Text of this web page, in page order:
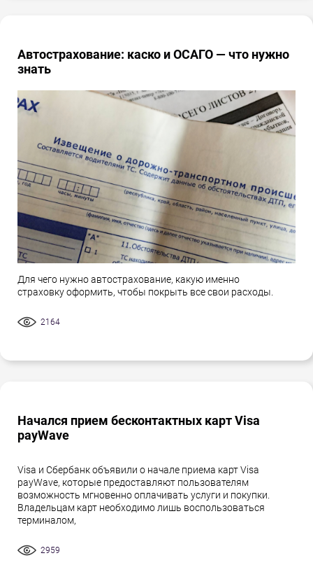
Автострахование: каско и ОСАГО — что нужно
знать
Для чего нужно автострахование, какую именно
страховку оформить, чтобы покрыть все свои расходы.
2164
Начался прием бесконтактных карт Visa
payWave
Visa и Сбербанк объявили о начале приема карт Visa
payWave, которые предоставляют пользователям
возможность мгновенно оплачивать услуги и покупки.
Владельцам карт необходимо лишь воспользоваться
терминалом,
2959